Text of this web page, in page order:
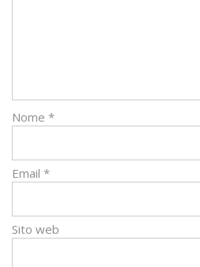
Nome *
Email *
Sito web